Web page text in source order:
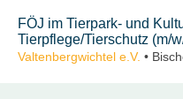
FÖJ im Tierpark- und
Tierpflege/Tierschutz (m/
Valtenbergwichtel e.V. •